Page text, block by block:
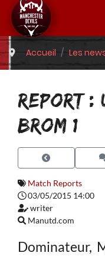
Accueil Les
REPORT :
BROM 1
Match Reports
03/05/2015 14:00
writer
Manutd.com
Dominateur,